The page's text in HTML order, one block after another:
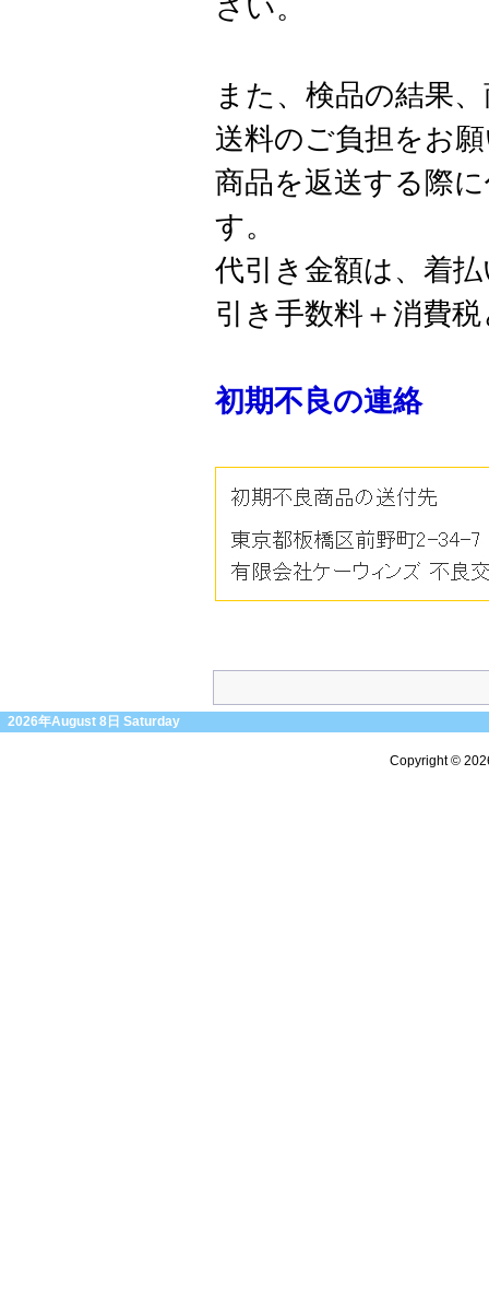
さい。
また、検品の結果
送料のご負担をお
商品を返送する際
す。
代引き金額は、着
引き手数料＋消費
初期不良の連絡
2026年August 8日 Saturday
Copyright ©